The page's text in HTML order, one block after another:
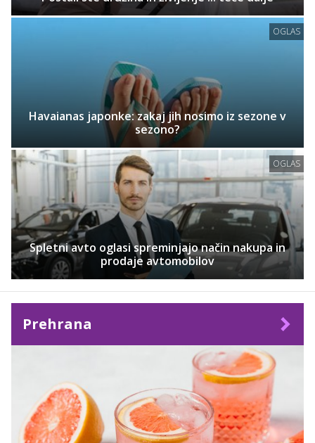
OGLAS
Havaianas japonke: zakaj jih nosimo iz sezone v
sezono?
OGLAS
Spletni avto oglasi spreminjajo način nakupa in
prodaje avtomobilov
Prehrana